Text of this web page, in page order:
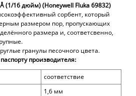
(1/16 дюйм) (Honeywell Fluka 69832)
сорбент, который
размером пор, пропускающих
размера и, соответсвенно,
гранулы песочного цвета.
производителя:
соответствие
1,6 мм